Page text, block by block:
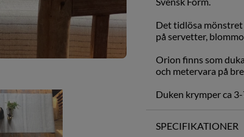
Det tidlösa mönstret
på servetter,
Orion finns som
och metervara på
Duken krymper ca
SPECIFIKATIONER